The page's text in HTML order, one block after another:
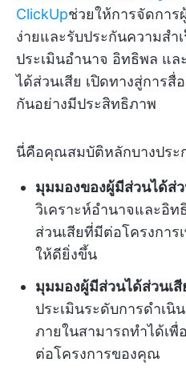
ClickUpช่วยให้การจัดการ
ง่ายและรับประกันความสำ
ประเมินอำนาจ อิทธิพล แ
ได้ส่วนเสีย เปิดทางสู่การสื่
กันอย่างมีประสิทธิภาพ
นี่คือคุณสมบัติหลักบางประ
มุมมองของผู้มีส่วนได้ส่
วิเคราะห์อำนาจและอิ
ส่วนเสียที่มีต่อโครงกา
ให้ดียิ่งขึ้น
มุมมองผู้มีส่วนได้ส่วนเ
ประเมินระดับการดำเนิ
ภายในสามารถทำได้เ
ต่อโครงการของคุณ